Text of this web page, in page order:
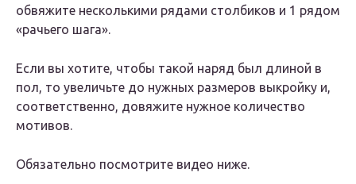
обвяжите несколькими рядами столбиков и 1 рядом
«рачьего шага».
Если вы хотите, чтобы такой наряд был длиной в
пол, то увеличьте до нужных размеров выкройку и,
соответственно, довяжите нужное количество
мотивов.
Обязательно посмотрите видео ниже.